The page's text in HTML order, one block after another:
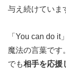
与え続けていま
「You can do
魔法の言葉です
でも相手を応援